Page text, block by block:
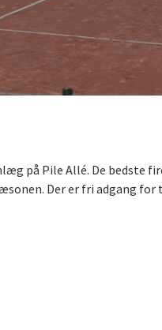
på Pile Allé. De bedste
Der er fri adgang for